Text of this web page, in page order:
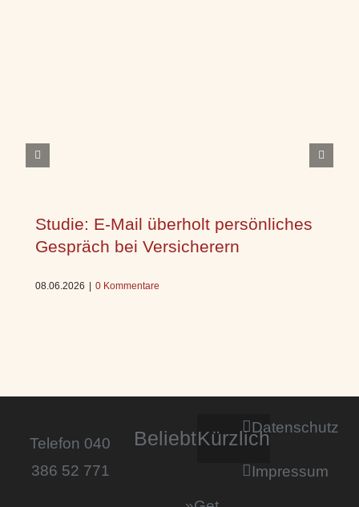
Studie: E-Mail überholt persönliches
Gespräch bei Versicherern
08.06.2026 0 Kommentare
Telefon 040
386 52 771
BeliebtKürzlichDatenschutz
Impressum